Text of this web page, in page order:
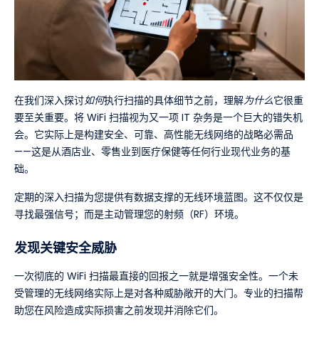
在我们深入探讨如何执行扫描的具体细节之前，理解为什么它很重
要至关重要。将 WiFi 扫描视为又一项 IT 杂务是一个巨大的错失机
会。它实际上是构建安全、可靠、高性能无线网络的战略必需品
——这是从酒店业、零售业到医疗保健等任何行业现代业务的基
础。
定期的深入扫描为您提供有数据支撑的无线环境蓝图。这不仅仅是
寻找最强信号；而是主动管理您的射频（RF）环境。
发现关键安全威胁
一次彻底的 WiFi 扫描最直接的回报之一就是增强安全性。一个未
受管理的无线网络实际上是对各种威胁敞开的大门。专业的扫描帮
助您在风险造成实际损害之前发现并消除它们。